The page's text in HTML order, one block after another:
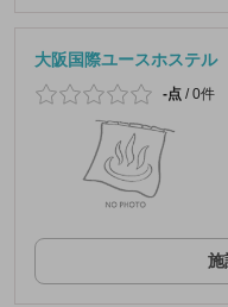
大阪国際ユースホステル
-点 /0件
施